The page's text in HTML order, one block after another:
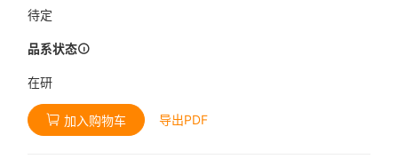
待定
品系状态
在研
加入购物车 导出PDF